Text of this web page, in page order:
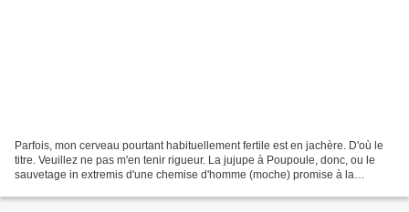
Parfois, mon cerveau pourtant habituellement fertile est en jachère. D'où le
titre. Veuillez ne pas m'en tenir rigueur. La jujupe à Poupoule, donc, ou le
sauvetage in extremis d'une chemise d'homme (moche) promise à la